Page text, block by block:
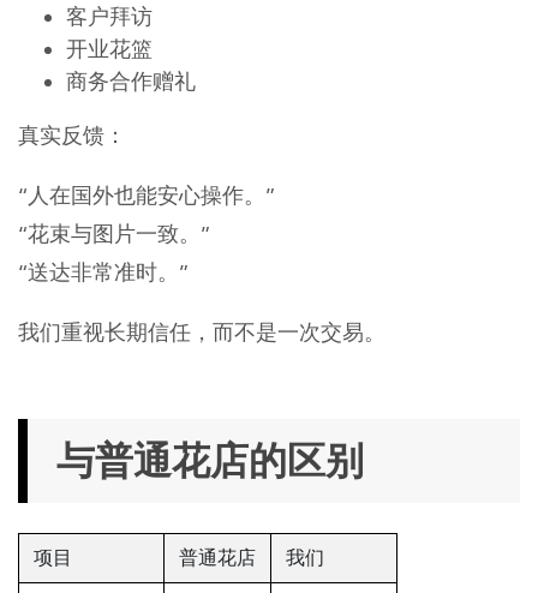
客户拜访
开业花篮
商务合作赠礼
真实反馈：
“人在国外也能安心操作。”
“花束与图片一致。”
“送达非常准时。”
我们重视长期信任，而不是一次交易。
与普通花店的区别
项目 普通花店 我们